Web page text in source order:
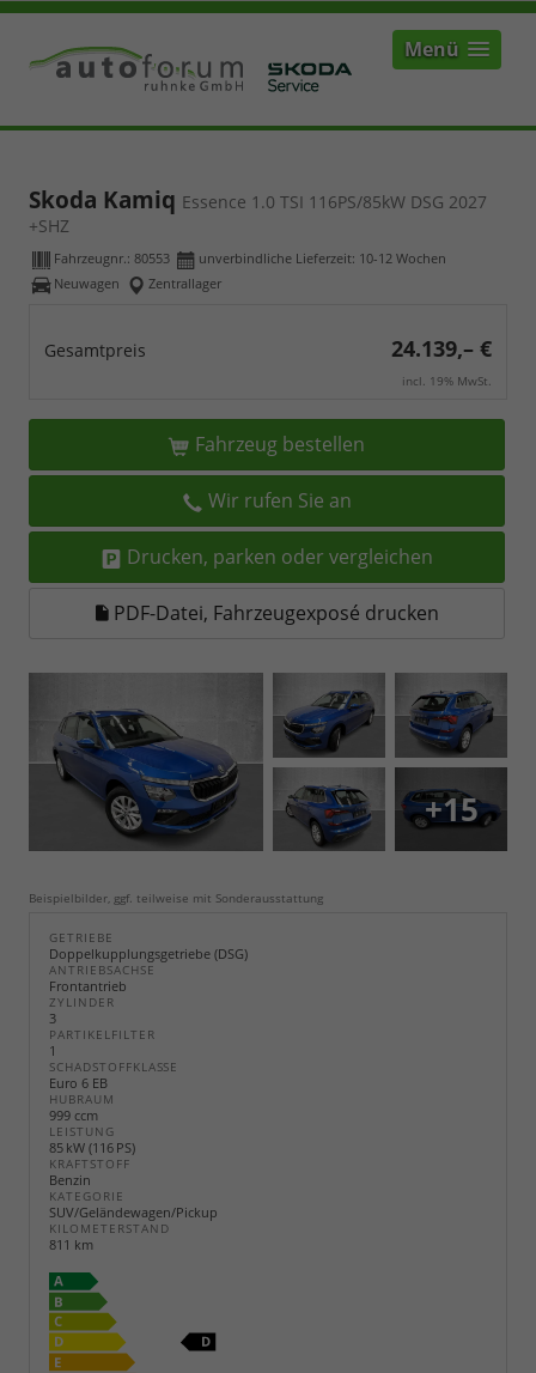
Menü
Skoda Kamiq Essence 1.0 TSI 116PS/85kW DSG 2027
+SHZ
Fahrzeugnr.: 80553
unverbindliche Lieferzeit: 10-12 Wochen
Neuwagen
Zentrallager
Gesamtpreis 24.139,– €
incl. 19% MwSt.
Fahrzeug bestellen
Wir rufen Sie an
Drucken, parken oder vergleichen
PDF-Datei, Fahrzeugexposé drucken
+15
Beispielbilder, ggf. teilweise mit Sonderausstattung
GETRIEBE
Doppelkupplungsgetriebe (DSG)
ANTRIEBSACHSE
Frontantrieb
ZYLINDER
3
PARTIKELFILTER
1
SCHADSTOFFKLASSE
Euro 6 EB
HUBRAUM
999 ccm
LEISTUNG
85 kW (116 PS)
KRAFTSTOFF
Benzin
KATEGORIE
SUV/Geländewagen/Pickup
KILOMETERSTAND
811 km